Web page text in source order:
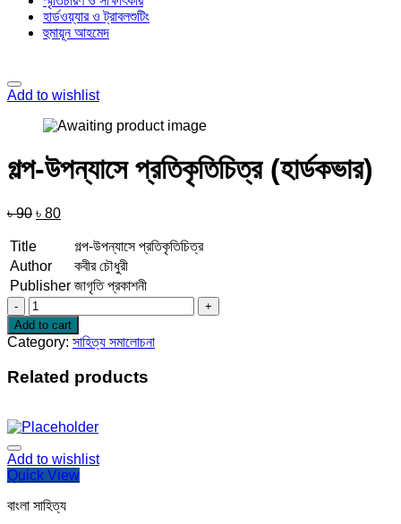
হার্ডওয়্যার ও ট্রাবলশুটিং
হুমায়ূন আহমেদ
Add to wishlist
গল্প-উপন্যাসে প্রতিকৃতিচিত্র (হার্ডকভার)
৳90 Original
was:
৳ 90.
৳ 80Current
৳ 80.
Title
গল্প-উপন্যাসে প্রতিকৃতিচিত্র
Author
কবীর চৌধুরী
Publisher জাগৃতি প্রকাশনী
গল্প-
উপন্যাসে
প্রতিকৃতিচিত্র
(হার্ডকভার)
quantity
Add to cart
Category: সাহিত্য সমালোচনা
Related products
Add to wishlist
Quick View
বাংলা সাহিত্য